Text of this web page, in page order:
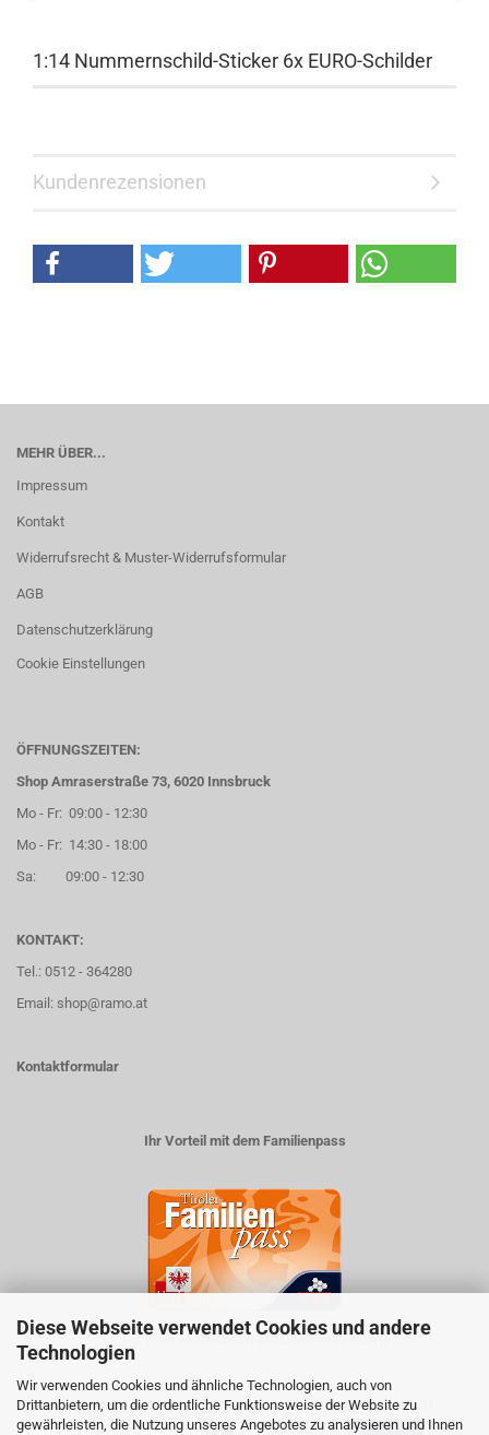
Diese Webseite verwendet Cookies und andere
Technologien
Wir verwenden Cookies und ähnliche Technologien, auch von
Drittanbietern, um die ordentliche Funktionsweise der Website zu
gewährleisten, die Nutzung unseres Angebotes zu analysieren und Ihnen
1:14 Nummernschild-Sticker 6x EURO-Schilder
Kundenrezensionen
MEHR ÜBER...
Impressum
Kontakt
Widerrufsrecht & Muster-Widerrufsformular
AGB
Datenschutzerklärung
Cookie Einstellungen
ÖFFNUNGSZEITEN:
Shop Amraserstraße 73, 6020 Innsbruck
Mo - Fr: 09:00 - 12:30
Mo - Fr: 14:30 - 18:00
Sa: 09:00 - 12:30
KONTAKT:
Tel.: 0512 - 364280
Email: shop@ramo.at
Kontaktformular
Ihr Vorteil mit dem Familienpass
5% auf viele im Geschäft erhältlichen Produkte
ZAHLUNGSARTEN VERSANDART: